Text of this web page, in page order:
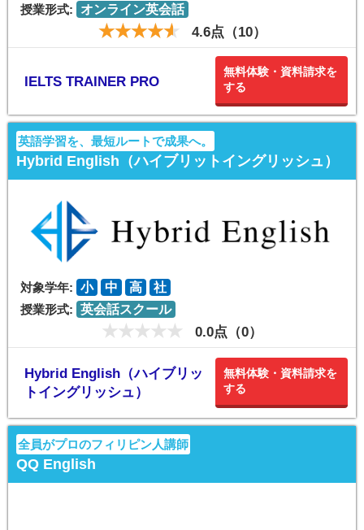
授業形式:
オンライン英会話
4.6点（10）
IELTS TRAINER PRO
無料体験・資料請求を
する
英語学習を、最短ルートで成果へ。
Hybrid English（ハイブリットイングリッシュ）
対象学年: 小 中 高
社
授業形式: 英会話スクール
0.0点（0）
Hybrid English（ハイブリッ
トイングリッシュ）
無料体験・資料請求を
する
全員がプロのフィリピン人講師
QQ English